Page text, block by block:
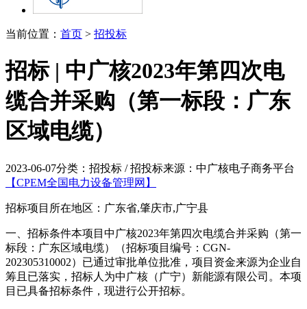
当前位置： 首页 > 招投标
招标 | 中广核2023年第四次电
缆合并采购（第一标段：广东
区域电缆）
2023-06-07分类：招投标 / 招投标来源：中广核电子商务平台
【CPEM全国电力设备管理网】
招标项目所在地区：广东省,肇庆市,广宁县
一、招标条件本项目中广核2023年第四次电缆合并采购（第一
标段：广东区域电缆）（招标项目编号：CGN-
202305310002）已通过审批单位批准，项目资金来源为企业自
筹且已落实，招标人为中广核（广宁）新能源有限公司。本项
目已具备招标条件，现进行公开招标。